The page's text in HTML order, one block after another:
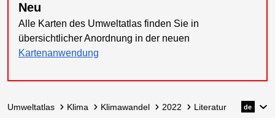
Neu
Alle Karten des Umweltatlas finden Sie in
übersichtlicher Anordnung in der neuen
Kartenanwendung
Umweltatlas Klima Klimawandel 2022 Literatur de